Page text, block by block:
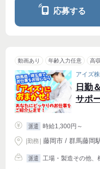
応募する
動画あり 年齢入力任意 高
アイズ
日勤
サポ
派遣 時給1,300円～
|勤務 藤岡市 / 群馬藤岡
派遣 工場・製造その他